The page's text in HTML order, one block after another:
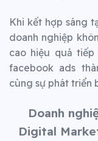
Khi kết hợp sáng
doanh nghiệp
cao hiệu quả
facebook ads
cùng sự phát triển
Doanh
Digital